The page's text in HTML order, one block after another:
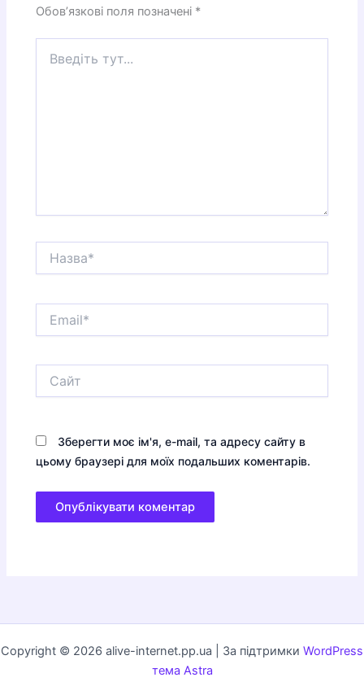
Обов’язкові поля позначені *
тут...
Зберегти моє ім'я, e-mail, та адресу сайту в
цьому браузері для моїх подальших коментарів.
Copyright © 2026 alive-internet.pp.ua | За підтримки WordPress
тема Astra